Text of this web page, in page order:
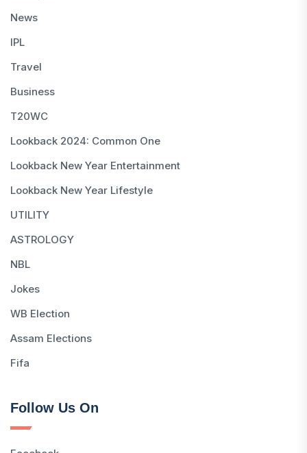
News
IPL
Travel
Business
T20WC
Lookback 2024: Common One
Lookback New Year Entertainment
Lookback New Year Lifestyle
UTILITY
ASTROLOGY
NBL
Jokes
WB Election
Assam Elections
Fifa
Follow Us On